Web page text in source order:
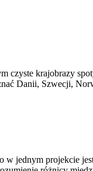
krajobrazy
Danii, Szwecji,
jednym projekcie